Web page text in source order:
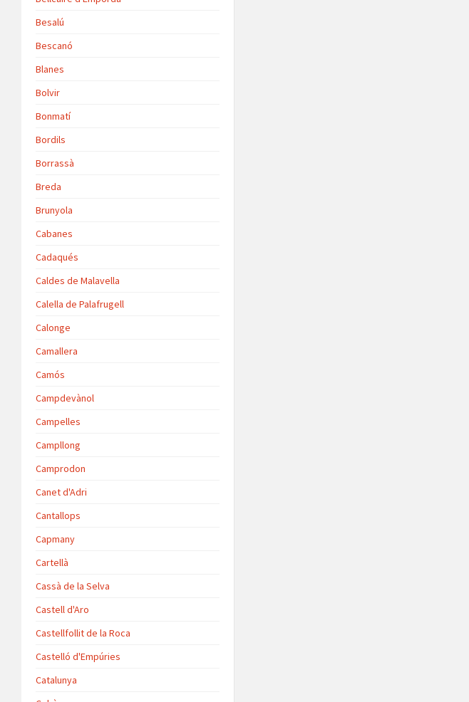
Besalú
Bescanó
Blanes
Bolvir
Bonmatí
Bordils
Borrassà
Breda
Brunyola
Cabanes
Cadaqués
Caldes de Malavella
Calella de Palafrugell
Calonge
Camallera
Camós
Campdevànol
Campelles
Campllong
Camprodon
Canet d'Adri
Cantallops
Capmany
Cartellà
Cassà de la Selva
Castell d'Aro
Castellfollit de la Roca
Castelló d'Empúries
Catalunya